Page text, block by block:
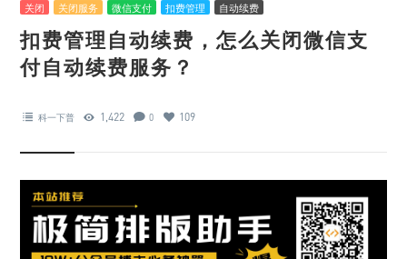
关闭 关闭服务 微信支付 扣费管理 自动续费
扣费管理自动续费，怎么关闭微信支
付自动续费服务？
科一下普 1,422 0 109